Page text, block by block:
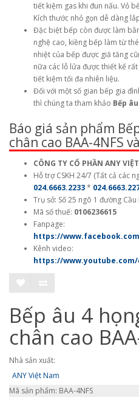
tiết kiệm gas khi đun nấu. Vỏ
Kích thước nhỏ gọn dễ dàng
Đặc biệt bếp còn được làm
nghệ cao, kiềng bếp làm từ
nhiệt của bếp được giă tăng
nữa các lỗ lửa được thiết kế
tiết kiệm tối đa nhiên liệu.
Đối với một số gian bếp gia
thì chúng ta tham khảo Bếp
Báo giá sản phẩm
chân cao BAA-4NFS
CÔNG TY CỔ PHẦN ANY
Hỗ trợ CSKH 24/7 (Tất cả các
024.6663.2233*
Trụ sở: Số 25 ngõ 1 đường
Mã số thuế: 0106236615
Fanpage:
https://
Kênh video:
https://www.youtube.com/
Bếp âu 4
chân cao
Nhà sản xuất:
ANY Việt Nam
Mã sản phẩm: BAA-4NFS